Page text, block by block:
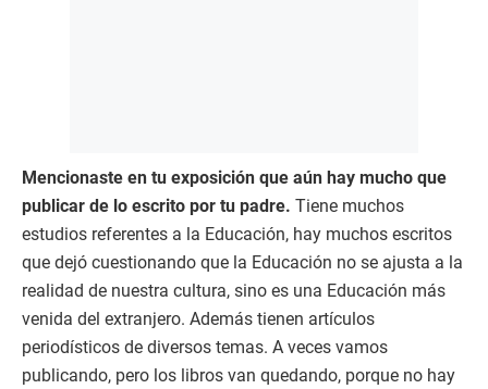
Mencionaste en tu exposición que aún hay mucho que
publicar de lo escrito por tu padre. Tiene muchos
estudios referentes a la Educación, hay muchos escritos
que dejó cuestionando que la Educación no se ajusta a la
realidad de nuestra cultura, sino es una Educación más
venida del extranjero. Además tienen artículos
periodísticos de diversos temas. A veces vamos
publicando, pero los libros van quedando, porque no hay